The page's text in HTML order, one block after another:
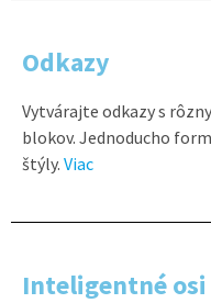
Odkazy
Vytvárajte odkazy s
blokov. Jednoducho
štýly. Viac
Inteligentné